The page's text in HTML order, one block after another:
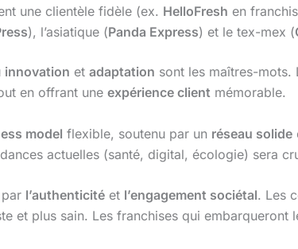
une clientèle fidèle (ex. HelloFresh en
), l’asiatique (Panda Express) et le tex-mex (
innovation et adaptation sont les maîtres-mots.
en offrant une expérience client mémorable.
model flexible, soutenu par un réseau solide
actuelles (santé, digital, écologie) sera
l’authenticité et l’engagement sociétal. Les
et plus sain. Les franchises qui